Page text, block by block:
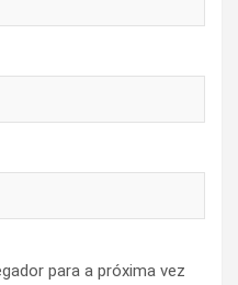
para a próxima vez